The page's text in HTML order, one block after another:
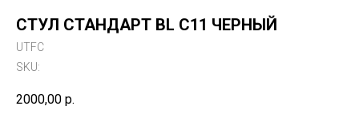
СТУЛ СТАНДАРТ BL C11 ЧЕРНЫЙ
UTFC
SKU:
2000,00 р.